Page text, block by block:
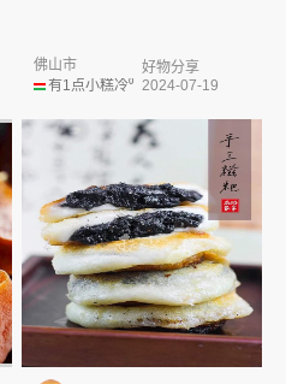
有1点小糕冷⁰
佛山市
好物分享
2024-07-19